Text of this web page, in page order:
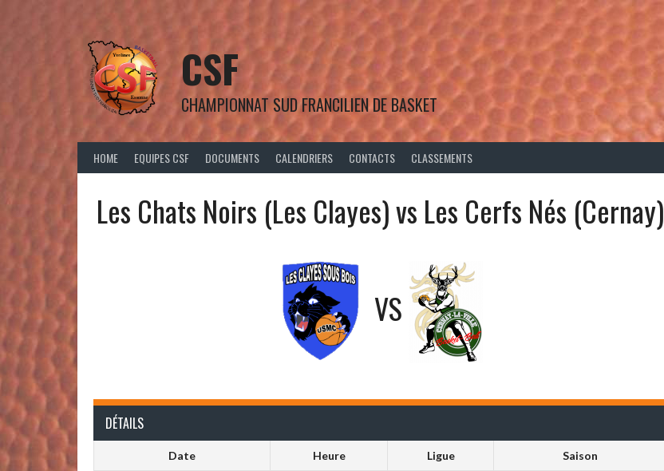
CSF
CHAMPIONNAT SUD FRANCILIEN DE BASKET
HOME EQUIPES CSF DOCUMENTS CALENDRIERS CONTACTS CLASSEMENTS
Les Chats Noirs (Les Clayes) vs Les Cerfs Nés (Cernay)
VS
DÉTAILS
Date Heure Ligue Saison